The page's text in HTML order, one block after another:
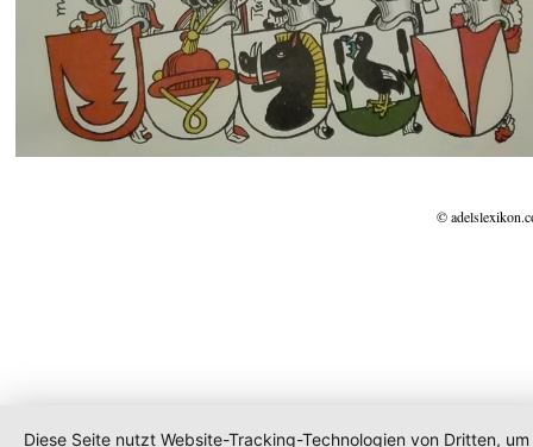
©
Diese Seite nutzt Website-Tracking-Technologien von Dritten, um